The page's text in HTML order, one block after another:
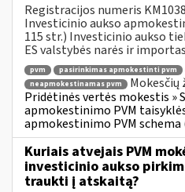
Registracijos numeris
Investicinio aukso
115 str.) Investicinio aukso
ES valstybės narės ir
pvm pasirinkimas apmokestinti pvm
neapmokestinamas pvm
Pridėtinės vertės mokestis »
apmokestinimo PVM
apmokestinimo PVM schema
Kuriais atvejais PVM
investicinio aukso
traukti į atskaitą?